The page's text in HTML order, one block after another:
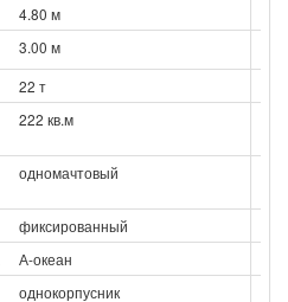
4.80 м
3.00 м
22 т
222 кв.м
одномачтовый
фиксированный
А-океан
однокорпусник